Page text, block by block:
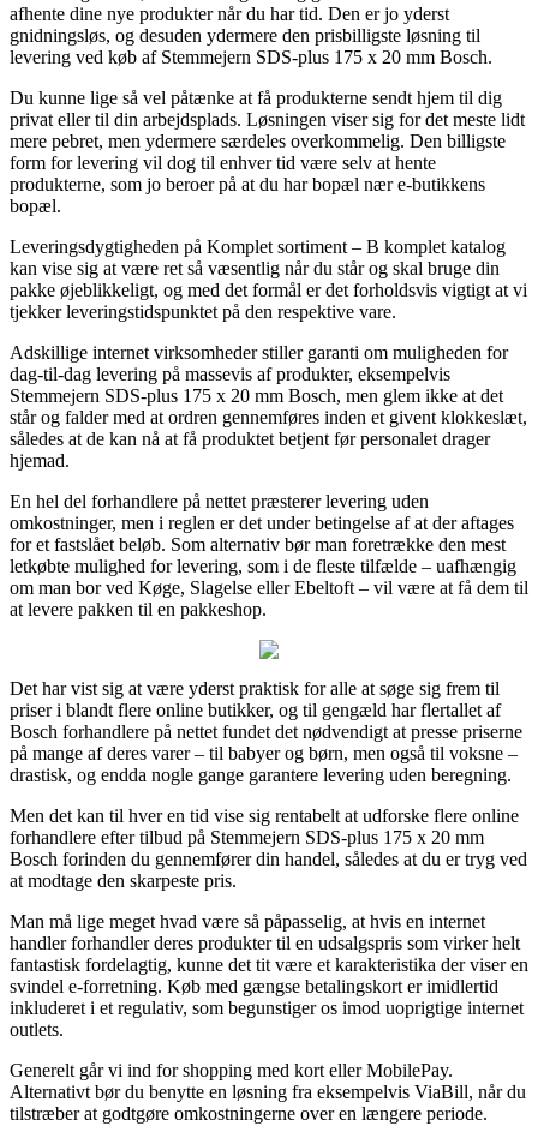
afhente dine nye produkter når du har tid. Den er jo yderst
gnidningsløs, og desuden ydermere den prisbilligste løsning til
levering ved køb af Stemmejern SDS-plus 175 x 20 mm Bosch.
Du kunne lige så vel påtænke at få produkterne sendt hjem til dig
privat eller til din arbejdsplads. Løsningen viser sig for det meste lidt
mere pebret, men ydermere særdeles overkommelig. Den billigste
form for levering vil dog til enhver tid være selv at hente
produkterne, som jo beroer på at du har bopæl nær e-butikkens
bopæl.
Leveringsdygtigheden på Komplet sortiment – B komplet katalog
kan vise sig at være ret så væsentlig når du står og skal bruge din
pakke øjeblikkeligt, og med det formål er det forholdsvis vigtigt at vi
tjekker leveringstidspunktet på den respektive vare.
Adskillige internet virksomheder stiller garanti om muligheden for
dag-til-dag levering på massevis af produkter, eksempelvis
Stemmejern SDS-plus 175 x 20 mm Bosch, men glem ikke at det
står og falder med at ordren gennemføres inden et givent klokkeslæt,
således at de kan nå at få produktet betjent før personalet drager
hjemad.
En hel del forhandlere på nettet præsterer levering uden
omkostninger, men i reglen er det under betingelse af at der aftages
for et fastslået beløb. Som alternativ bør man foretrække den mest
letkøbte mulighed for levering, som i de fleste tilfælde – uafhængig
om man bor ved Køge, Slagelse eller Ebeltoft – vil være at få dem til
at levere pakken til en pakkeshop.
Det har vist sig at være yderst praktisk for alle at søge sig frem til
priser i blandt flere online butikker, og til gengæld har flertallet af
Bosch forhandlere på nettet fundet det nødvendigt at presse priserne
på mange af deres varer – til babyer og børn, men også til voksne –
drastisk, og endda nogle gange garantere levering uden beregning.
Men det kan til hver en tid vise sig rentabelt at udforske flere online
forhandlere efter tilbud på Stemmejern SDS-plus 175 x 20 mm
Bosch forinden du gennemfører din handel, således at du er tryg ved
at modtage den skarpeste pris.
Man må lige meget hvad være så påpasselig, at hvis en internet
handler forhandler deres produkter til en udsalgspris som virker helt
fantastisk fordelagtig, kunne det tit være et karakteristika der viser en
svindel e-forretning. Køb med gængse betalingskort er imidlertid
inkluderet i et regulativ, som begunstiger os imod uoprigtige internet
outlets.
Generelt går vi ind for shopping med kort eller MobilePay.
Alternativt bør du benytte en løsning fra eksempelvis ViaBill, når du
tilstræber at godtgøre omkostningerne over en længere periode.